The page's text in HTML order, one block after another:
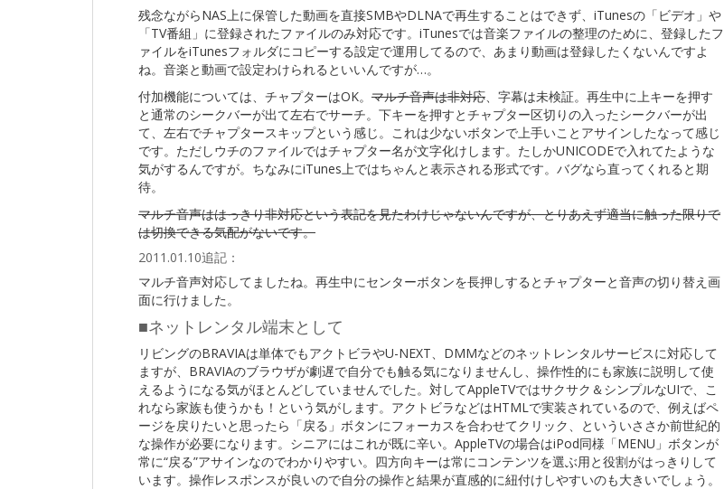
残念ながらNAS上に保管した動画を直接SMBやDLNAで再生することはできず、iTunesの「ビデオ」や
「TV番組」に登録されたファイルのみ対応です。iTunesでは音楽ファイルの整理のために、登録したフ
ァイルをiTunesフォルダにコピーする設定で運用してるので、あまり動画は登録したくないんですよ
ね。音楽と動画で設定わけられるといいんですが…。
付加機能については、チャプターはOK。 マルチ音声は非対応、字幕は未検証。再生中に上キーを押す
と通常のシークバーが出て左右でサーチ。下キーを押すとチャプター区切りの入ったシークバーが出
て、左右でチャプタースキップという感じ。これは少ないボタンで上手いことアサインしたなって感じ
です。ただしウチのファイルではチャプター名が文字化けします。たしかUNICODEで入れてたような
気がするんですが。ちなみにiTunes上ではちゃんと表示される形式です。バグなら直ってくれると期
待。
マルチ音声ははっきり非対応という表記を見たわけじゃないんですが、とりあえず適当に触った限りで
は切換できる気配がないです。
2011.01.10追記：
マルチ音声対応してましたね。再生中にセンターボタンを長押しするとチャプターと音声の切り替え画
面に行けました。
■ネットレンタル端末として
リビングのBRAVIAは単体でもアクトビラやU-NEXT、DMMなどのネットレンタルサービスに対応して
ますが、BRAVIAのブラウザが劇遅で自分でも触る気になりませんし、操作性的にも家族に説明して使
えるようになる気がほとんどしていませんでした。対してAppleTVではサクサク＆シンプルなUIで、こ
れなら家族も使うかも！という気がします。アクトビラなどはHTMLで実装されているので、例えばペ
ージを戻りたいと思ったら「戻る」ボタンにフォーカスを合わせてクリック、といういささか前世紀的
な操作が必要になります。シニアにはこれが既に辛い。AppleTVの場合はiPod同様「MENU」ボタンが
常に“戻る”アサインなのでわかりやすい。四方向キーは常にコンテンツを選ぶ用と役割がはっきりして
います。操作レスポンスが良いので自分の操作と結果が直感的に紐付けしやすいのも大きいでしょう。